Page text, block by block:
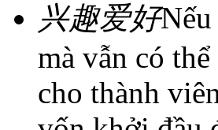
兴趣爱好
mà vẫn có
cho thành